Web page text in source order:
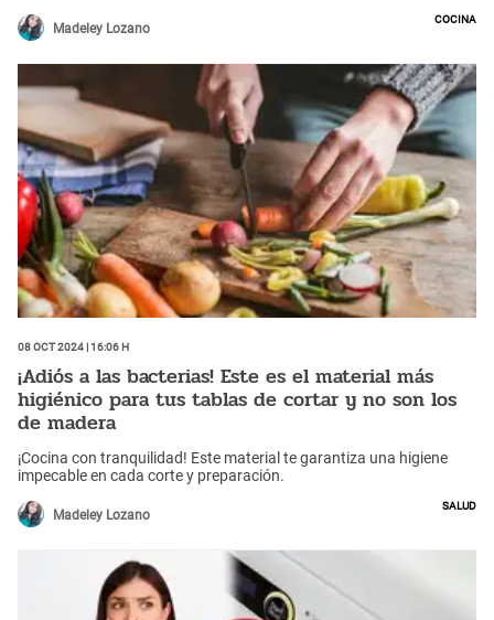
Madeley Lozano
Cocina
08 Oct 2024 | 16:06 h
¡Adiós a las bacterias! Este es el material más
higiénico para tus tablas de cortar y no son los
de madera
¡Cocina con tranquilidad! Este material te garantiza una higiene
impecable en cada corte y preparación.
Madeley Lozano
Salud